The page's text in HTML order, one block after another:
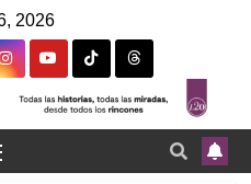
2026